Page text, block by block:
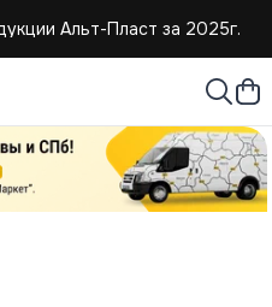
Альт-Пласт за 2025г.
из пластмассы с 2004г.